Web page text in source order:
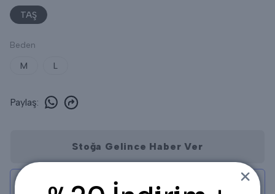
TAŞ
Beden
M
L
Paylaş:
Stoğa Gelince Haber Ver